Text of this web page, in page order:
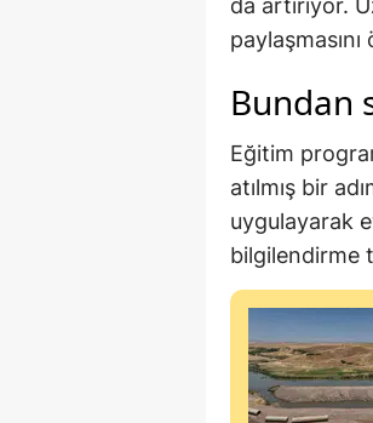
da artırıyor.
Bundan
Eğitim
atılmış bir
uygulayarak
bilgilendirme